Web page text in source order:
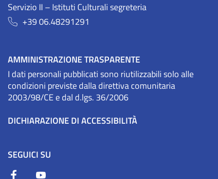
Servizio II – Istituti Culturali segreteria
+39 06.48291291
AMMINISTRAZIONE TRASPARENTE
I dati personali pubblicati sono riutilizzabili solo alle
condizioni previste dalla direttiva comunitaria
2003/98/CE e dal d.lgs. 36/2006
DICHIARAZIONE DI ACCESSIBILITÀ
SEGUICI SU